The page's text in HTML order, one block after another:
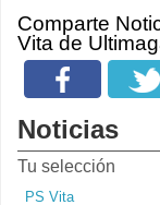
Comparte
Vita de
Noticias
Tu selección
PS Vita